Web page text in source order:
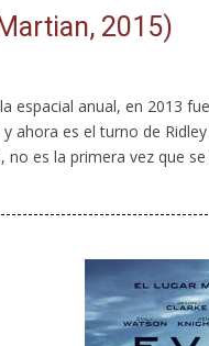
2015)
espacial anual, en 2013
ahora es el turno de
no es la primera vez que